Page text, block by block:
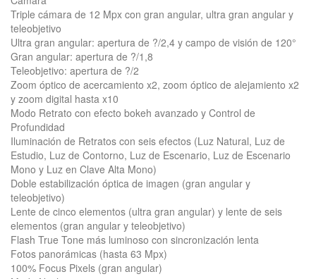
Triple cámara de 12 Mpx con gran angular, ultra gran angular y
teleobjetivo
Ultra gran angular: apertura de ?/2,4 y campo de visión de 120°
Gran angular: apertura de ?/1,8
Teleobjetivo: apertura de ?/2
Zoom óptico de acercamiento x2, zoom óptico de alejamiento x2
y zoom digital hasta x10
Modo Retrato con efecto bokeh avanzado y Control de
Profundidad
Iluminación de Retratos con seis efectos (Luz Natural, Luz de
Estudio, Luz de Contorno, Luz de Escenario, Luz de Escenario
Mono y Luz en Clave Alta Mono)
Doble estabili­zación óptica de imagen (gran angular y
teleobjetivo)
Lente de cinco elementos (ultra gran angular) y lente de seis
elementos (gran angular y teleobjetivo)
Flash True Tone más luminoso con sincronización lenta
Fotos panorámicas (hasta 63 Mpx)
100% Focus Pixels (gran angular)